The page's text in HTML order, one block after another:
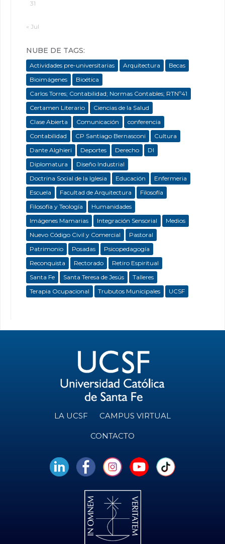
31
« Jul
NUBE DE TAGS:
Actividades pre-universitarias Arquitectura
Becas
Bioimágenes
Bioética
Carlos Torres; Contabilidad; Normas Contables; RTNº41
Certamen Literario
Ciencias de la Salud
Clase Abierta
Comunicación
conferencia
Contabilidad
CP Santiago Bernasconi
Cultura
Dante Alghieri
Deportes Derecho
DI
Diplomatura
Diseño Industrial
Doctrina Social de la Iglesia
Educación
Enfermeria
Escuela
Facultad de Arquitectura
Filosofía
Filosofía y Teología
Humanidades
Imágenes Mamarias
Integración Sensorial
Medios
Nuevo Código Civil y Comercial
Pastoral
Patrimonio
Posadas
Psicopedagogía
Reconquista
Rectorado
Retiro Espiritual
Santa Fe
Santa Teresa de Jesús
Talleres
Terapia Ocupacional
Trubutos Municipales UCSF
LA UCSF CAMPUS VIRTUAL
CONTACTO